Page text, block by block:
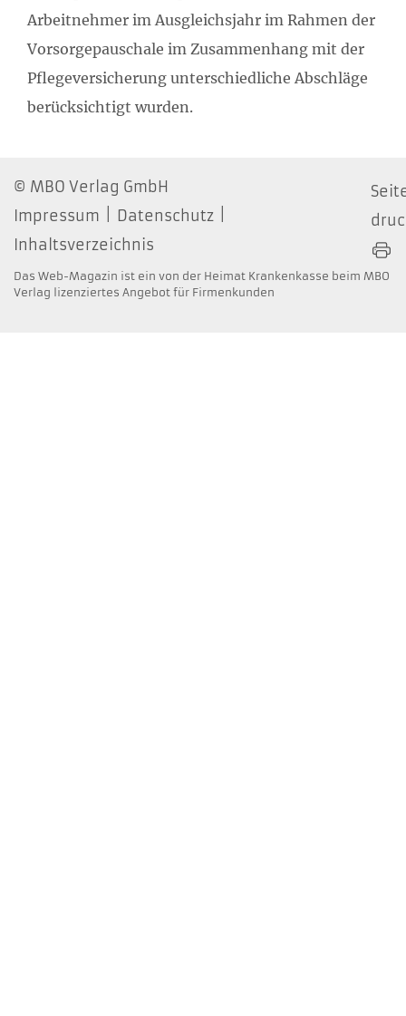
Arbeitnehmer im Ausgleichsjahr im Rahmen der
Vorsorgepauschale im Zusammenhang mit der
Pflegeversicherung unterschiedliche Abschläge
berücksichtigt wurden.
MBO Verlag GmbH
Impressum
Datenschutz
Inhaltsverzeichnis
Das Web-Magazin ist ein von der Heimat Krankenkasse beim MBO
Verlag lizenziertes Angebot für Firmenkunden